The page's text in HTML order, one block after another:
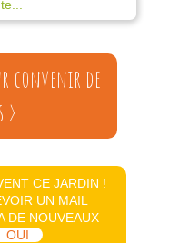
convenir de
>
CE JARDIN !
UN MAIL
DE NOUVEAUX
OUI